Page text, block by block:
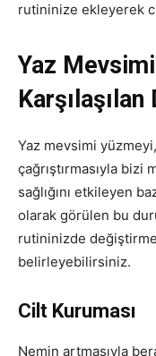
rutininize ekleyerek
Yaz
Yaz mevsimi
çağrıştırmasıyla
sağlığını etkileyen
olarak görülen bu
rutininizde
belirleyebilirsiniz.
Cilt Kuruması
Nemin artmasıyla